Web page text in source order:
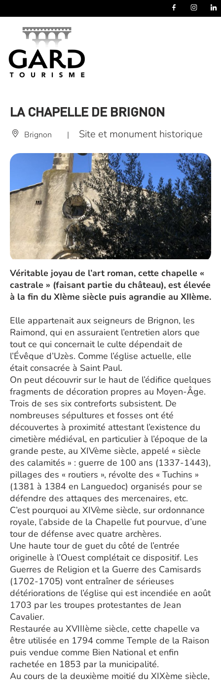
LA CHAPELLE DE BRIGNON
Brignon | Site et monument historique
Véritable joyau de l’art roman, cette chapelle «
castrale » (faisant partie du château), est élevée
à la fin du XIème siècle puis agrandie au XIIème.
Elle appartenait aux seigneurs de Brignon, les
Raimond, qui en assuraient l’entretien alors que
tout ce qui concernait le culte dépendait de
l’Évêque d’Uzès. Comme l’église actuelle, elle
était consacrée à Saint Paul.
On peut découvrir sur le haut de l’édifice quelques
fragments de décoration propres au Moyen-Âge.
Trois de ses six contreforts subsistent. De
nombreuses sépultures et fosses ont été
découvertes à proximité attestant l’existence du
cimetière médiéval, en particulier à l’époque de la
grande peste, au XIVème siècle, appelé « siècle
des calamités » : guerre de 100 ans (1337-1443),
pillages des « routiers », révolte des « Tuchins »
(1381 à 1384 en Languedoc) organisés pour se
défendre des attaques des mercenaires, etc.
C’est pourquoi au XIVème siècle, sur ordonnance
royale, l’abside de la Chapelle fut pourvue, d’une
tour de défense avec quatre archères.
Une haute tour de guet du côté de l’entrée
originelle à l’Ouest complétait ce dispositif. Les
Guerres de Religion et la Guerre des Camisards
(1702-1705) vont entraîner de sérieuses
détériorations de l’église qui est incendiée en août
1703 par les troupes protestantes de Jean
Cavalier.
Restaurée au XVIIIème siècle, cette chapelle va
être utilisée en 1794 comme Temple de la Raison
puis vendue comme Bien National et enfin
rachetée en 1853 par la municipalité.
Au cours de la deuxième moitié du XIXème siècle,